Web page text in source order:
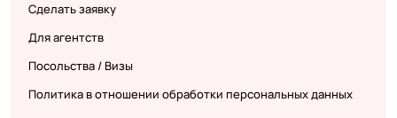
Сделать заявку
Для агентств
Посольства / Визы
Политика в отношении обработки персональных данных